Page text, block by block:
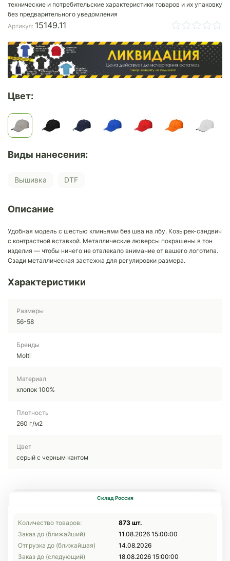
технические и потребительские характеристики товаров и их упаковку
без предварительного уведомления
Артикул: 15149.11
Цвет:
Виды нанесения:
Вышивка DTF
Описание
Удобная модель с шестью клиньями без шва на лбу. Козырек-сэндвич
с контрастной вставкой. Металлические люверсы покрашены в тон
изделия — чтобы ничего не отвлекало внимание от вашего логотипа.
Сзади металлическая застежка для регулировки размера.
Характеристики
Размеры
56-58
Бренды
Molti
Материал
хлопок 100%
Плотность
260 г/м2
Цвет
серый с черным кантом
Склад Россия
Количество товаров:
873 шт.
Заказ до (ближайший)
11.08.2026 15:00:00
Отгрузка до (ближайшая)
14.08.2026
Заказ до (следующий)
18.08.2026 15:00:00